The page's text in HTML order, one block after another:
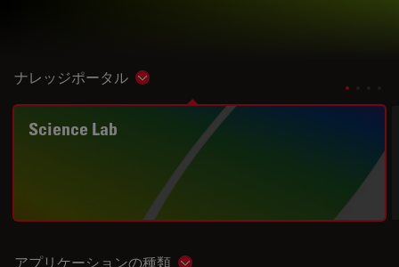
ナレッジポータル Show subnavigation
Science Lab
アプリケーションの種類